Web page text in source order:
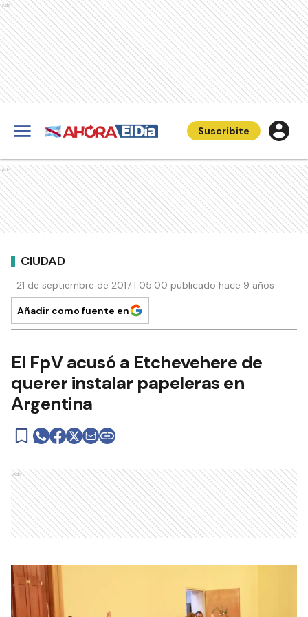
Ads
Suscribite
Ads
CIUDAD
21 de septiembre de 2017 | 05:00 publicado hace 9 años
Añadir como fuente en
El FpV acusó a Etchevehere de
querer instalar papeleras en
Argentina
Ads